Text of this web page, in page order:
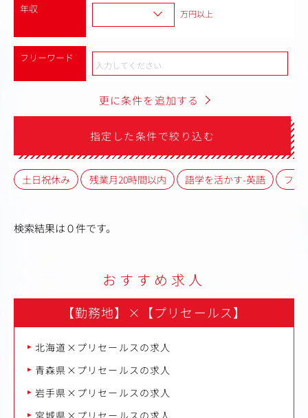
年収 万円以上
フリーワード
更に条件を追加する
指定した条件で絞り込む
土日祝休み 残業月20時間以内 語学を活かす-英語 フレ
検索結果は０件です。
おすすめ求人
【勤務地】 × 【プリセールス】
北海道×プリセールスの求人
青森県×プリセールスの求人
岩手県×プリセールスの求人
宮城県×プリセールスの求人